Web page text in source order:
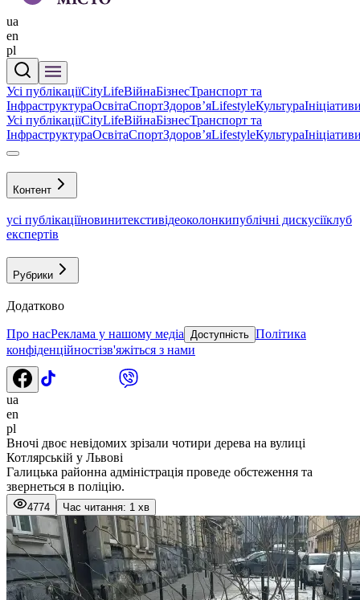
ua
en
pl
Усі публікаціїCityLifeВійнаБізнесТранспорт та
ІнфраструктураОсвітаСпортЗдоровʼяLifestyleКультура
Усі публікаціїCityLifeВійнаБізнесТранспорт та
ІнфраструктураОсвітаСпортЗдоровʼяLifestyleКультура
Контент
усі публікаціїновинитекстивідеоколонкипублічні дискусіїклуб
експертів
Рубрики
Додатково
Про насРеклама у нашому медіа Доступність Політика
конфіденційностізв'яжіться з нами
ua
en
pl
Вночі двоє невідомих зрізали чотири дерева на вулиці
Котлярській у Львові
Галицька районна адміністрація проведе обстеження та
звернеться в поліцію.
4774 Час читання: 1 хв